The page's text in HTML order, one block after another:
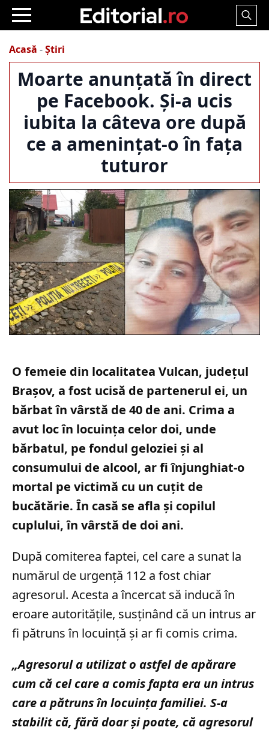
Search
Acasă -Știri
Moarte anunțată în direct
pe Facebook. Și-a ucis
iubita la câteva ore după
ce a amenințat-o în fața
tuturor
O femeie din localitatea Vulcan, județul
Brașov, a fost ucisă de partenerul ei, un
bărbat în vârstă de 40 de ani. Crima a
avut loc în locuința celor doi, unde
bărbatul, pe fondul geloziei și al
consumului de alcool, ar fi înjunghiat-o
mortal pe victimă cu un cuțit de
bucătărie. În casă se afla și copilul
cuplului, în vârstă de doi ani.
După comiterea faptei, cel care a sunat la
numărul de urgență 112 a fost chiar
agresorul. Acesta a încercat să inducă în
eroare autoritățile, susținând că un intrus ar
fi pătruns în locuință și ar fi comis crima.
„Agresorul a utilizat o astfel de apărare
cum că cel care a comis fapta era un intrus
care a pătruns în locuinţa familiei. S-a
stabilit că, fără doar şi poate, că agresorul